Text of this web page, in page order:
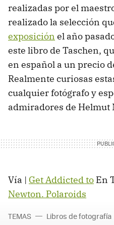
realizadas por el
realizado la selección
exposición el año
este libro de Taschen,
en español a un precio
Realmente curiosas
cualquier fotógrafo y
admiradores de Helmut
Vía | Get Addicted to En
Newton. Polaroids
TEMAS Libros de fotografía